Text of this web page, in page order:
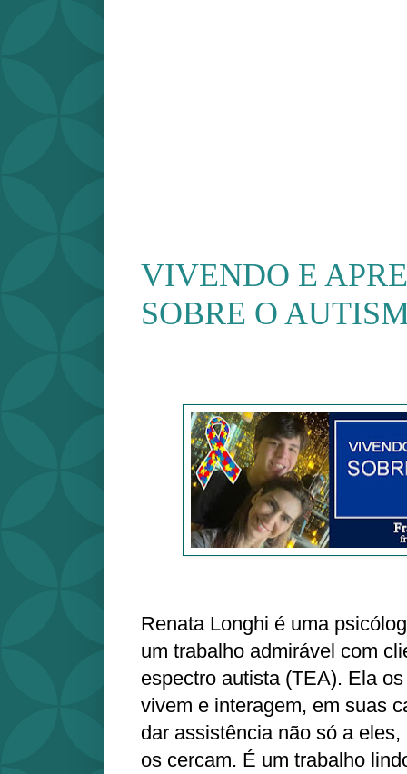
VIVENDO E
SOBRE O
Renata Longhi é uma
um trabalho admirável com
espectro autista (TEA). Ela
vivem e interagem, em suas
dar assistência não só a
os cercam. É um trabalho